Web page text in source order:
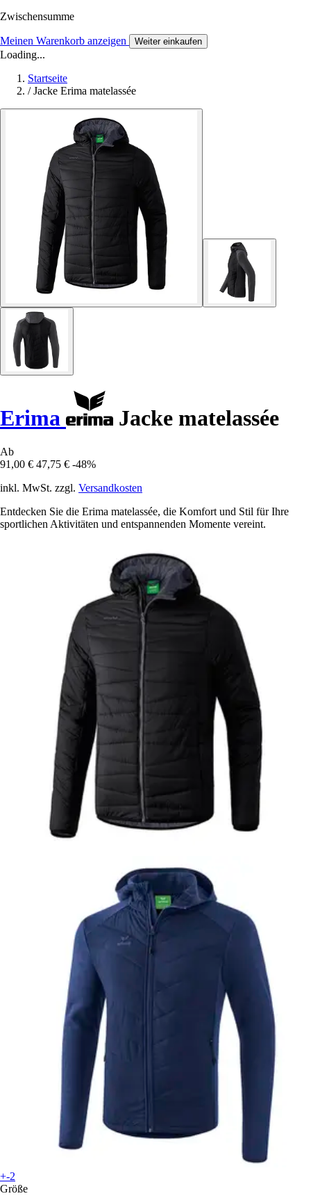
Zwischensumme
Meinen Warenkorb anzeigen Weiter einkaufen
Loading...
Startseite
/ Jacke Erima matelassée
Erima Jacke matelassée
Ab
91,00 € 47,75 € -48%
inkl. MwSt. zzgl. Versandkosten
Entdecken Sie die Erima matelassée, die Komfort und Stil für Ihre
sportlichen Aktivitäten und entspannenden Momente vereint.
+-2
Größe